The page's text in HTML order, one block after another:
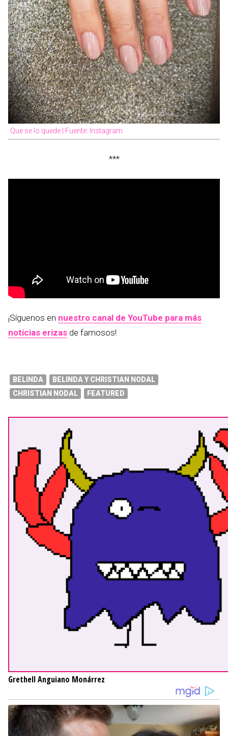
Que se lo quede | Fuente: Instagram
***
¡Síguenos en nuestro canal de YouTube para más
noticias erizas de famosos!
BELINDA
BELINDA Y CHRISTIAN NODAL
CHRISTIAN NODAL
FEATURED
Grethell Anguiano Monárrez